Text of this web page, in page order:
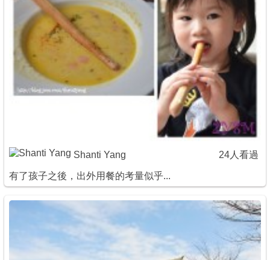
Shanti Yang 24人看過
有了孩子之後，出外用餐的考量似乎...